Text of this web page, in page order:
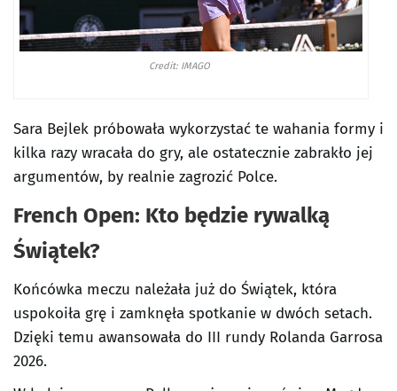
Credit: IMAGO
Sara Bejlek próbowała wykorzystać te wahania formy i
kilka razy wracała do gry, ale ostatecznie zabrakło jej
argumentów, by realnie zagrozić Polce.
French Open: Kto będzie rywalką
Świątek?
Końcówka meczu należała już do Świątek, która
uspokoiła grę i zamknęła spotkanie w dwóch setach.
Dzięki temu awansowała do III rundy Rolanda Garrosa
2026.